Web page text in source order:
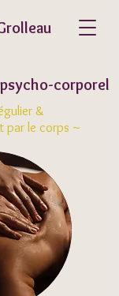
corporel
&
par le corps ~